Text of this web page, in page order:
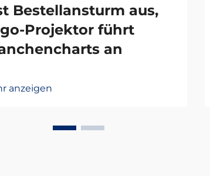
Bestellansturm aus,
Projektor führt
an
anzeigen